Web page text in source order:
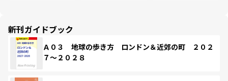
新刊ガイドブック
Ａ０３ 地球の歩き方 ロンドン＆近郊の町 ２０２
７～２０２８